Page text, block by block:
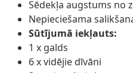
Sēdekļa augstums no
Nepieciešama
Sūtījumā iekļauts:
1 x galds
6 x vidējie dīvāni